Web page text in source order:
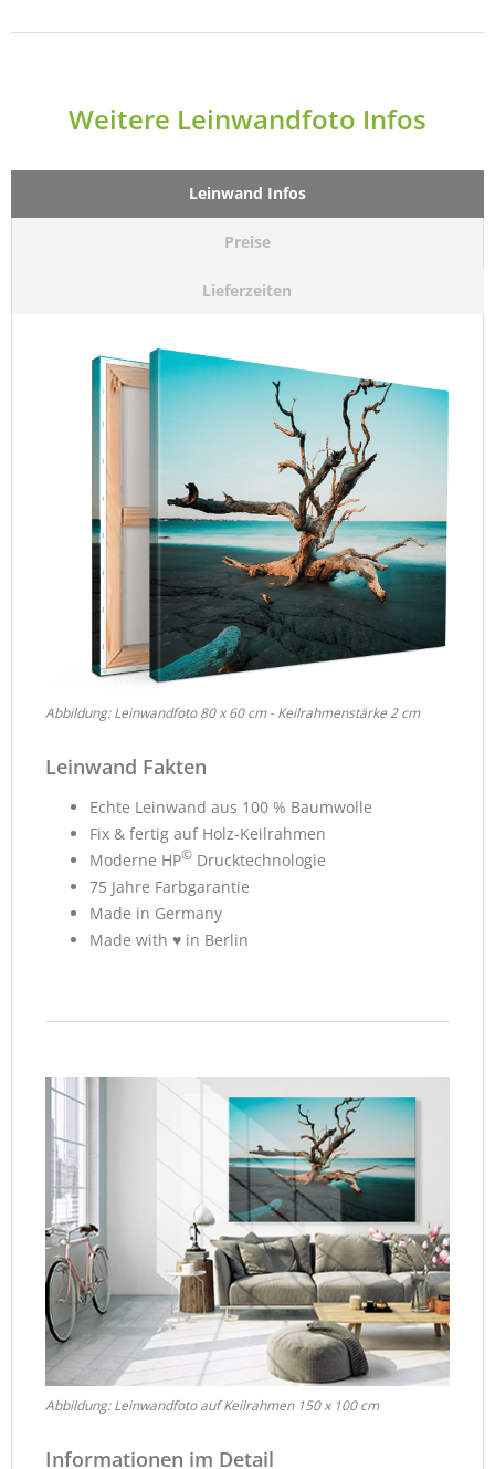
Weitere Leinwandfoto Infos
Leinwand Infos
Preise
Lieferzeiten
Abbildung: Leinwandfoto 80 x 60 cm - Keilrahmenstärke 2 cm
Leinwand Fakten
Echte Leinwand aus 100 % Baumwolle
Fix & fertig auf Holz-Keilrahmen
Moderne HP© Drucktechnologie
75 Jahre Farbgarantie
Made in Germany
Made with ♥ in Berlin
Abbildung: Leinwandfoto auf Keilrahmen 150 x 100 cm
Informationen im Detail